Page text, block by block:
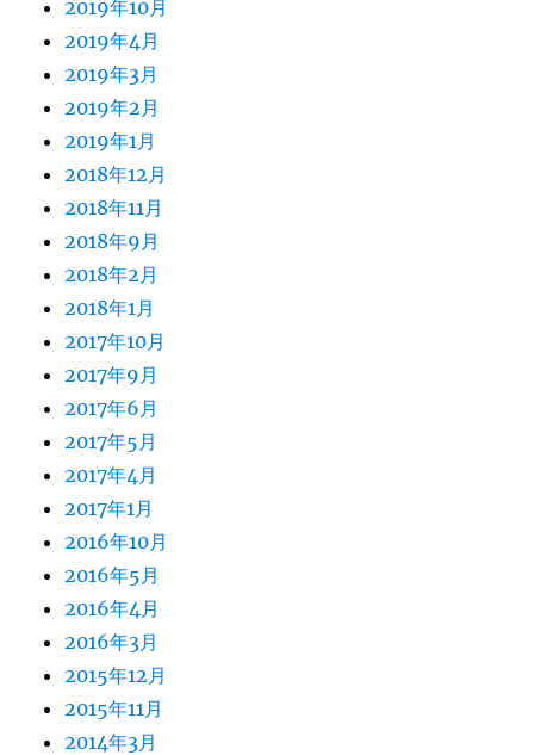
2019年10月
2019年4月
2019年3月
2019年2月
2019年1月
2018年12月
2018年11月
2018年9月
2018年2月
2018年1月
2017年10月
2017年9月
2017年6月
2017年5月
2017年4月
2017年1月
2016年10月
2016年5月
2016年4月
2016年3月
2015年12月
2015年11月
2014年3月